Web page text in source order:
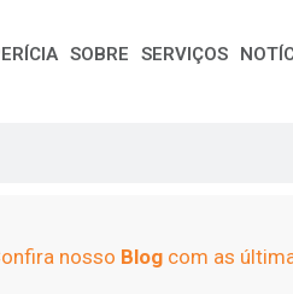
SOBRE SERVIÇOS
nosso Blogcom as